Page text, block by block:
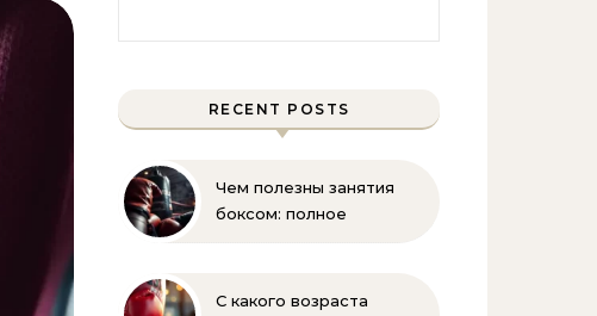
RECENT POSTS
Чем полезны занятия
боксом: полное
С какого возраста